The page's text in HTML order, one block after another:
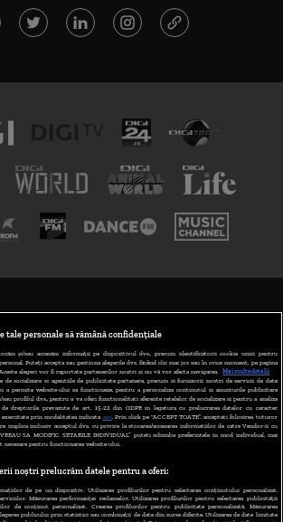
ABONARE DIGI TV
GESTIONAȚI PREFERINȚELE
CODUL DIGI24
CAMERE WEB
CONTACT/INFO
tale personale să rămână confidențiale
și/sau accesăm informații pe dispozitivul dvs., precum identificatorii cookie unici pentru
Puteți accepta sau gestiona alegerile dvs. făcând clic mai jos sau în orice moment, pe pagina
alegeri vor fi raportate partenerilor noștri și nu vă vor afecta navigarea.
Mai multe detalii
de socializare si agentiile de publicitate partenere, precum si furnizorii nostri de servicii de date
a permite website-ului sa functioneze, pentru a personaliza continutul si anunturile publicitare
sau profilul dvs., pentru a va oferi functionalitati aferente retelelor de socializare si pentru a analiza
drepturile prevazute de art. 15-22 din GDPR in legatura cu prelucrarea datelor cu caracter
prin modalitatea indicata aici. Prin click pe “ACCEPT TOATE”, acceptati folosirea tuturor
implica inclusiv acceptul dvs. cu privire la stocarea/accesarea informatiilor de catre Vendor-ii cu
SA MODIFIC SETARILE INDIVIDUAL” puteti schimba preferintele in mod individual, mai
pentru functionarea website-ului.
noștri prelucrăm datele pentru a oferi:
de pe un dispozitiv. Utilizarea profilurilor pentru selectarea conținutului personalizat.
Măsurarea performanței reclamelor. Utilizarea profilurilor pentru selectarea publicității
de conținut personalizat. Crearea profilurilor pentru publicitate personalizată. Măsurarea
publicului prin statistici sau combinații de date din surse diferite. Utilizarea de date limitate